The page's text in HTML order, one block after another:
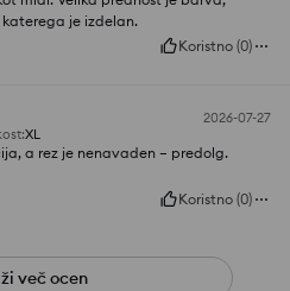
je izdelan.
Koristno (0)
2026-07-27
:XL
a rez je nenavaden – predolg.
Koristno (0)
več ocen